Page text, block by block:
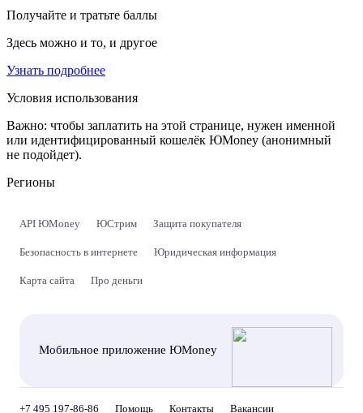
Получайте и тратьте баллы
Здесь можно и то, и другое
Узнать подробнее
Условия использования
Важно: чтобы заплатить на этой странице, нужен именной
или идентифицированный кошелёк ЮMoney (анонимный
не подойдет).
Регионы
API ЮMoney ЮСтрим Защита покупателя
Безопасность в интернете Юридическая информация
Карта сайта Про деньги
Мобильное приложение ЮMoney
+7 495 197-86-86 Помощь Контакты Вакансии